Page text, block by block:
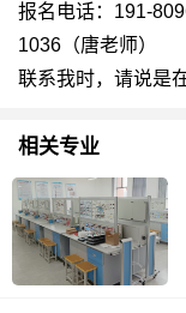
报名电话：191-
1036（唐老师）
联系我时，请说是
相关专业